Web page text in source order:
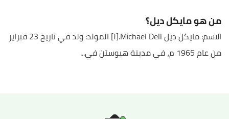
من هو مايكل ديل؟
الاسم: مايكل ديل Michael Dell.[١] المولد: ولد في تاريخ 23 فبراير
من عام 1965 م، في مدينة هيوستن في...